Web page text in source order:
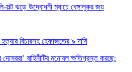
ঝড়ে উদ্বোধনী ম্যাচে বেঙ্গালুরুর জয়
হত্যার বিচারসহ হেফাজতের ৯ দাবি
দোসররা’ বাহিনীটির মনোবল ক্ষতিগ্রস্ত করছে: